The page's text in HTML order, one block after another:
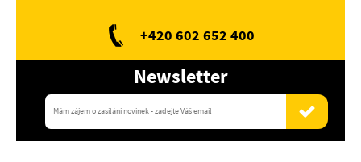
+420 602 652 400
Newsletter